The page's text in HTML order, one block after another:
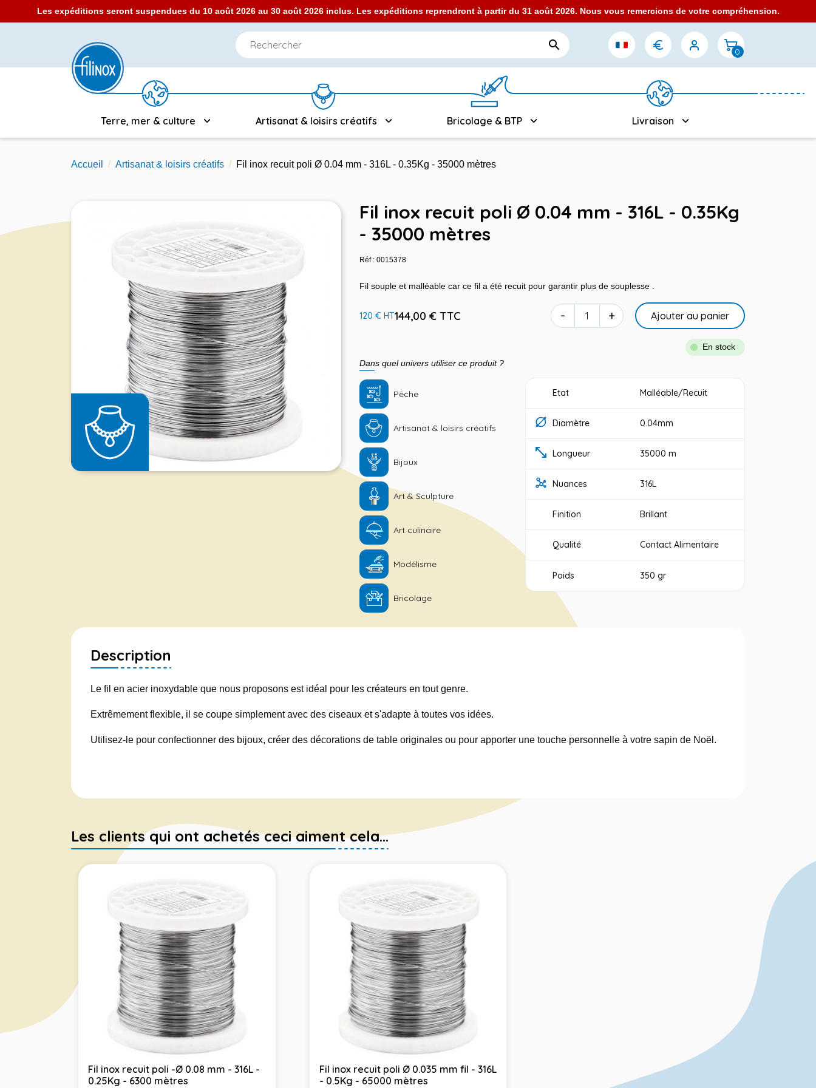
Les expéditions seront suspendues du 10 août 2026 au 30 août 2026 inclus. Les expéditions reprendront à partir du 31 août 2026. Nous vous remercions de votre compréhension.
 0
Terre, mer & culture Artisanat & loisirs créatifs Bricolage & BTP Livraison
Accueil Artisanat & loisirs créatifs Fil inox recuit poli Ø 0.04 mm - 316L - 0.35Kg - 35000 mètres
Fil inox recuit poli Ø 0.04 mm - 316L - 0.35Kg
- 35000 mètres
Réf : 0015378
Fil souple et malléable car ce fil a été recuit pour garantir plus de souplesse .
120 € HT144,00 € TTC - + Ajouter au panier
En stock
Dans quel univers utiliser ce produit ?
Pêche
Artisanat & loisirs créatifs
Bijoux
Art & Sculpture
Art culinaire
Modélisme
Bricolage
Etat Malléable/Recuit
Diamètre 0.04mm
Longueur 35000 m
Nuances 316L
Finition Brillant
Qualité Contact Alimentaire
Poids 350 gr
Description
Le fil en acier inoxydable que nous proposons est idéal pour les créateurs en tout genre.
Extrêmement flexible, il se coupe simplement avec des ciseaux et s'adapte à toutes vos idées.
Utilisez-le pour confectionner des bijoux, créer des décorations de table originales ou pour apporter une touche personnelle à votre sapin de Noël.
Les clients qui ont achetés ceci aiment cela...
Fil inox recuit poli -Ø 0.08 mm - 316L -
0.25Kg - 6300 mètres
Fil inox recuit poli Ø 0.035 mm fil - 316L
- 0.5Kg - 65000 mètres